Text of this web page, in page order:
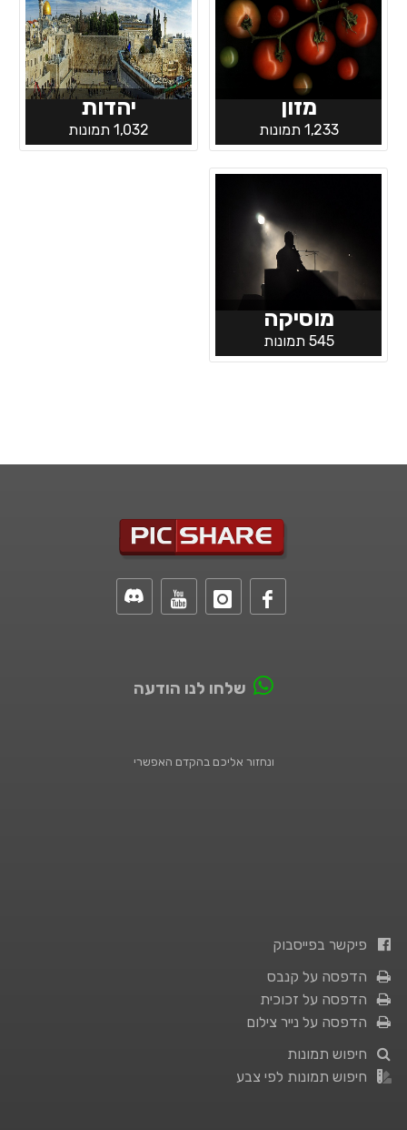
מזון
1,233 תמונות
יהדות
1,032 תמונות
מוסיקה
545 תמונות
שלחו לנו הודעה
ונחזור אליכם בהקדם האפשרי
פיקשר בפייסבוק
הדפסה על קנבס
הדפסה על זכוכית
הדפסה על נייר צילום
חיפוש תמונות
חיפוש תמונות לפי צבע